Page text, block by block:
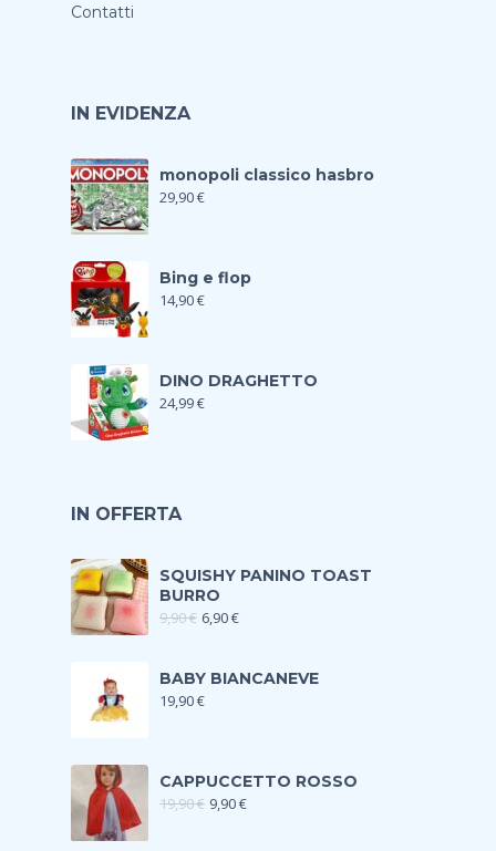
Contatti
IN EVIDENZA
monopoli classico hasbro
29,90€
Bing e flop
14,90€
DINO DRAGHETTO
24,99€
IN OFFERTA
SQUISHY PANINO TOAST
BURRO
9,90€ 6,90€
BABY BIANCANEVE
19,90€
CAPPUCCETTO ROSSO
19,90€ 9,90€